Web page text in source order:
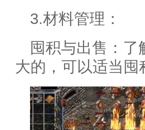
3.材料管理：
囤积与出售：
大的，可以适当